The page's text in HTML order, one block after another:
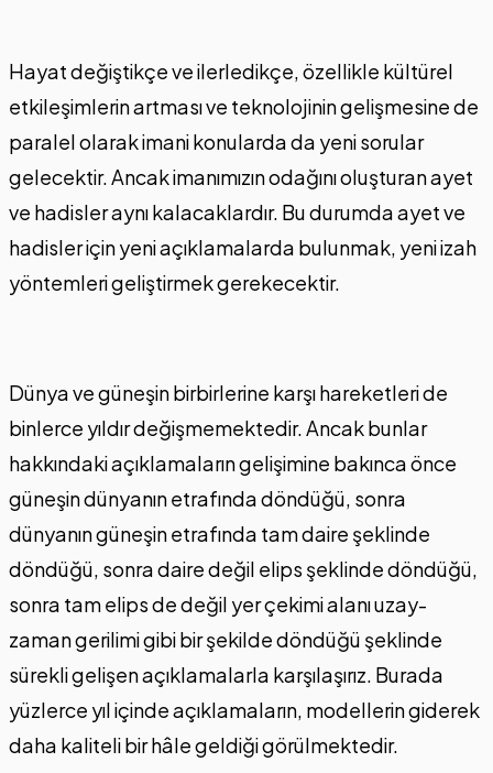
Hayat değiştikçe ve ilerledikçe, özellikle kültürel
etkileşimlerin artması ve teknolojinin gelişmesine de
paralel olarak imani konularda da yeni sorular
gelecektir. Ancak imanımızın odağını oluşturan ayet
ve hadisler aynı kalacaklardır. Bu durumda ayet ve
hadisler için yeni açıklamalarda bulunmak, yeni izah
yöntemleri geliştirmek gerekecektir.
Dünya ve güneşin birbirlerine karşı hareketleri de
binlerce yıldır değişmemektedir. Ancak bunlar
hakkındaki açıklamaların gelişimine bakınca önce
güneşin dünyanın etrafında döndüğü, sonra
dünyanın güneşin etrafında tam daire şeklinde
döndüğü, sonra daire değil elips şeklinde döndüğü,
sonra tam elips de değil yer çekimi alanı uzay-
zaman gerilimi gibi bir şekilde döndüğü şeklinde
sürekli gelişen açıklamalarla karşılaşırız. Burada
yüzlerce yıl içinde açıklamaların, modellerin giderek
daha kaliteli bir hâle geldiği görülmektedir.